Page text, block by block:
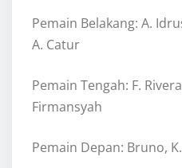
Pemain Belakang: A.
A. Catur
Pemain Tengah: F.
Firmansyah
Pemain Depan: Bruno,